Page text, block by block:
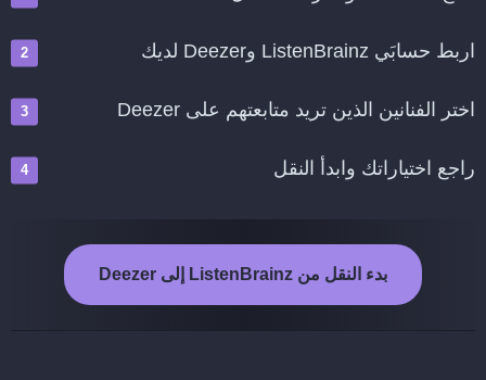
اربط حسابَي ListenBrainz وDeezer لديك
اختر الفنانين الذين تريد متابعتهم على Deezer
راجع اختياراتك وابدأ النقل
بدء النقل من ListenBrainz إلى Deezer